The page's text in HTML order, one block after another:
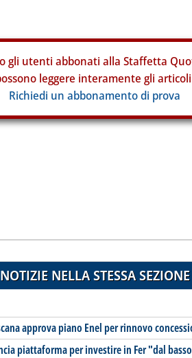
gli utenti abbonati alla Staffetta
leggere interamente gli
Richiedi un abbonamento di prova
alla notizia
NOTIZIE NELLA STESSA SEZIONE
approva piano Enel per rinnovo
piattaforma per investire in Fer "dal